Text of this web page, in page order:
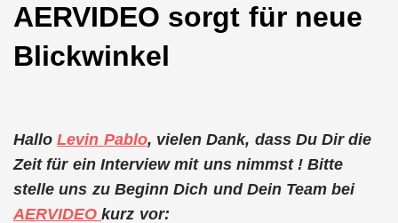
AERVIDEO sorgt für neue
Blickwinkel
HalloLevin Pablo, vielen Dank, dass Du Dir die
Zeit für ein Interview mit uns nimmst ! Bitte
stelle uns zu Beginn Dich und Dein Team bei
AERVIDEOkurz vor: